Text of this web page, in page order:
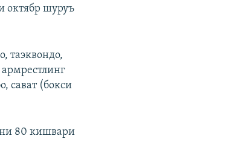
октябр шуруъ
таэквондо,
сават (бокси
80 кишвари